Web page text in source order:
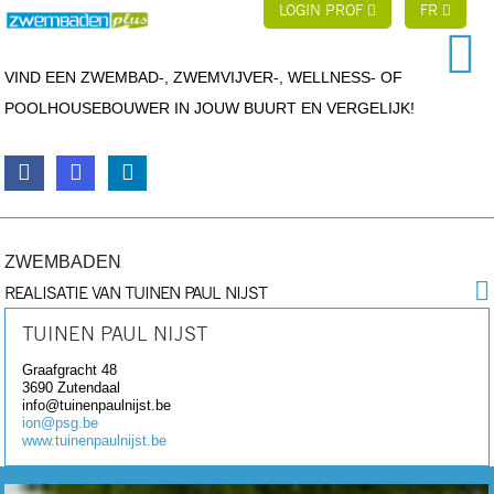
LOGIN PROF FR
VIND EEN ZWEMBAD-, ZWEMVIJVER-, WELLNESS- OF
POOLHOUSEBOUWER IN JOUW BUURT EN VERGELIJK!
ZWEMBADEN
REALISATIE VAN TUINEN PAUL NIJST
TUINEN PAUL NIJST
Graafgracht 48
3690Zutendaal
info@tuinenpaulnijst.be
ion@psg.be
www.tuinenpaulnijst.be